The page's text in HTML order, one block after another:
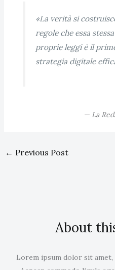
«La verità si
regole che essa
proprie leggi è il
strategia digitale
— La
← Previous Post
About
Lorem ipsum dolor sit